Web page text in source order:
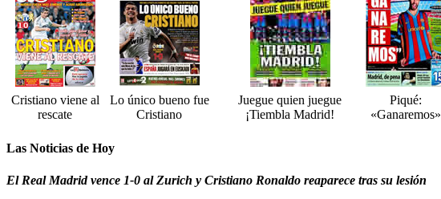
Cristiano viene al
rescate
Lo único bueno fue
Cristiano
Juegue quien juegue
¡Tiembla Madrid!
Piqué:
«Ganaremos»
Las Noticias de Hoy
El Real Madrid vence 1-0 al Zurich y Cristiano Ronaldo reaparece tras su lesión